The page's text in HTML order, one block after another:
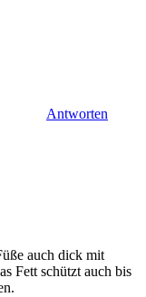
Antworten
auch dick mit
Fett schützt auch bis